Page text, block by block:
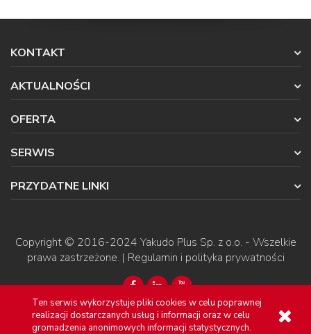
Ten serwis wykorzystuje pliki cookies w celu poprawnej
realizacji dostarczanych usług i informacji oraz w celu
gromadzenia anonimowych informacji statystycznych.
KONTAKT
AKTUALNOŚCI
OFERTA
SERWIS
PRZYDATNE LINKI
Copyright © 2016-2024 Yakudo Plus Sp. z o.o. - Wszelkie
prawa zastrzeżone. | Regulamin i polityka prywatności